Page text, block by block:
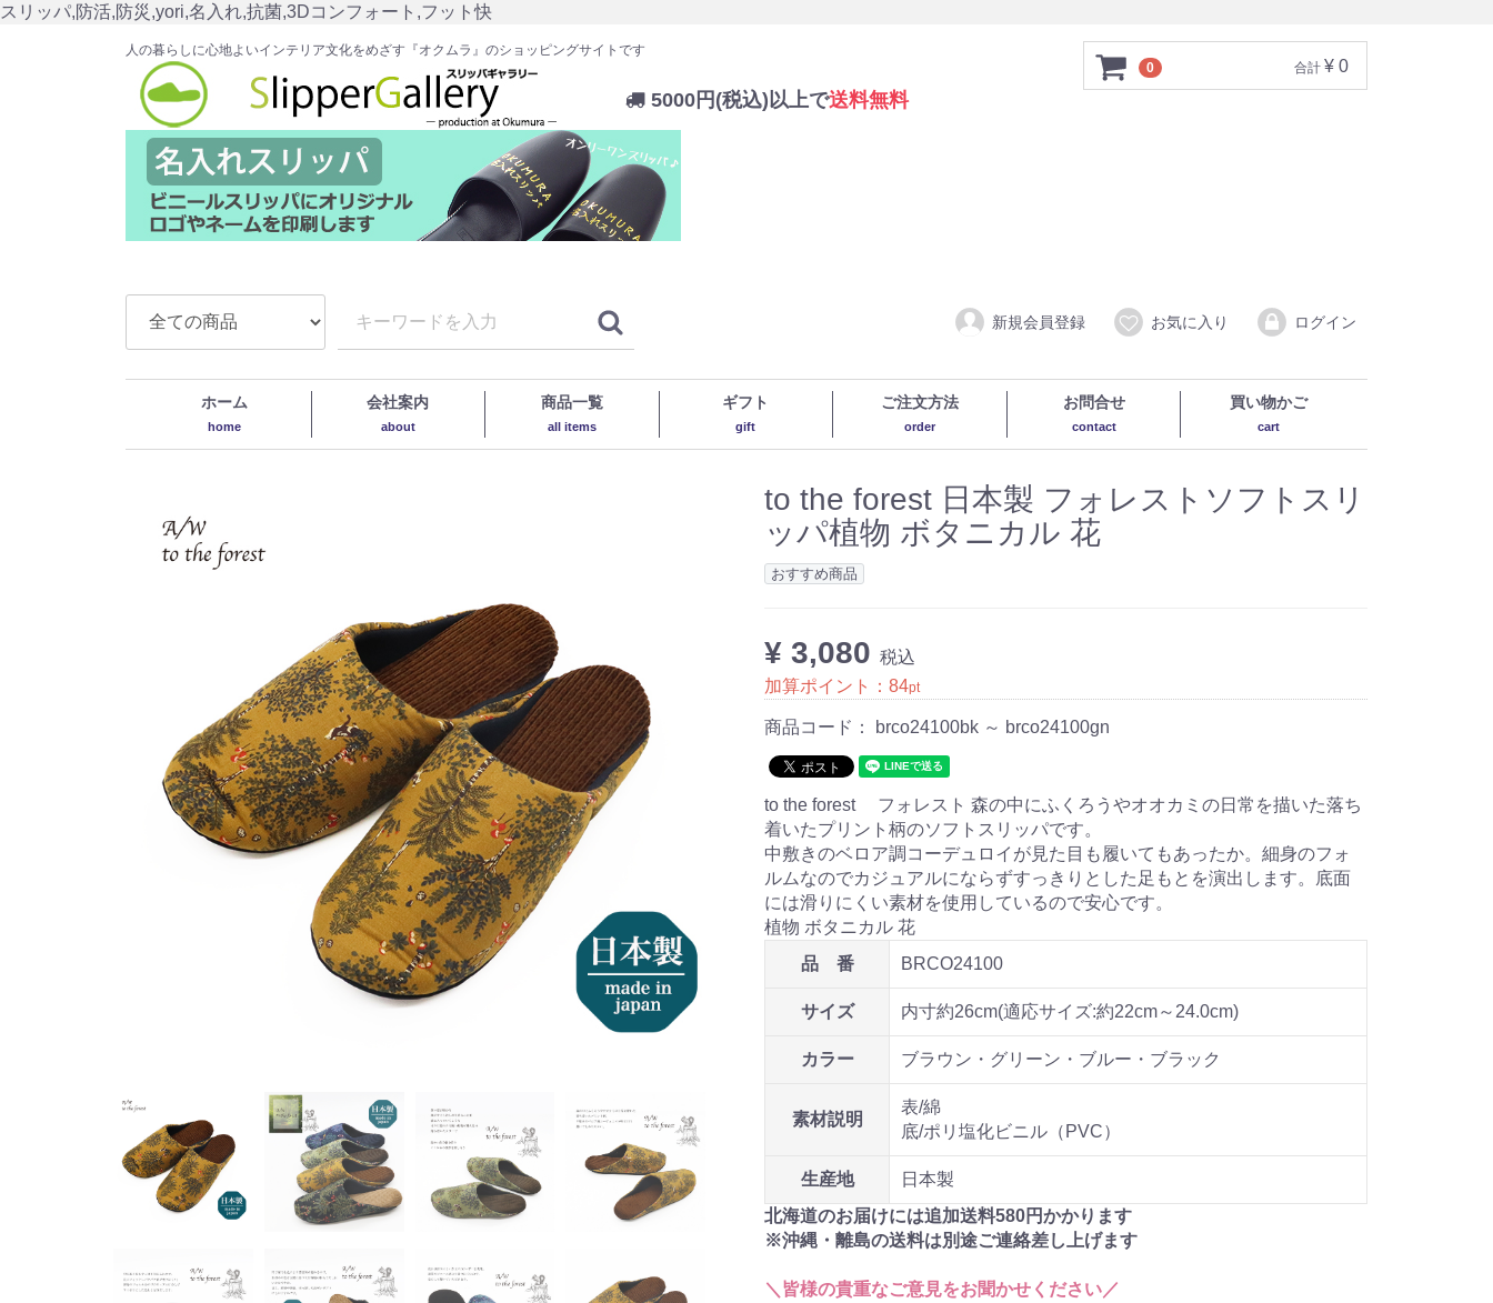
スリッパ,防活,防災,yori,名入れ,抗菌,3Dコンフォート,フット快
人の暮らしに心地よいインテリア文化をめざす『オクムラ』のショッピングサイトです
5000円(税込)以上で送料無料
0 合計 ¥ 0
新規会員登録 お気に入り ログイン
ホーム
home
会社案内
about
商品一覧
all items
ギフト
gift
ご注文方法
order
お問合せ
contact
買い物かご
cart
to the forest 日本製 フォレストソフトスリ
ッパ植物 ボタニカル 花
おすすめ商品
¥ 3,080 税込
加算ポイント： 84pt
商品コード： brco24100bk ～ brco24100gn
to the forest フォレスト 森の中にふくろうやオオカミの日常を描いた落ち
着いたプリント柄のソフトスリッパです。
中敷きのベロア調コーデュロイが見た目も履いてもあったか。細身のフォ
ルムなのでカジュアルにならずすっきりとした足もとを演出します。底面
には滑りにくい素材を使用しているので安心です。
植物 ボタニカル 花
品 番
BRCO24100
サイズ 内寸約26cm(適応サイズ:約22cm～24.0cm)
カラー ブラウン・グリーン・ブルー・ブラック
素材説明
表/綿
底/ポリ塩化ビニル（PVC）
生産地
日本製
北海道のお届けには追加送料580円かかります
※沖縄・離島の送料は別途ご連絡差し上げます
＼皆様の貴重なご意見をお聞かせください／